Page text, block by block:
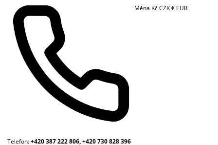
Telefon:+420 387 222 806, +420 730 828 396
Měna KčCZK€ EUR